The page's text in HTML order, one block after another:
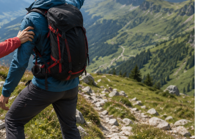
Pays-Bas
Portugal
Slovénie
Suisse